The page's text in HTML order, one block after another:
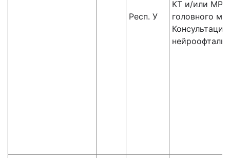
Респ. У
КТ и/или МРТ
головного
Консультация